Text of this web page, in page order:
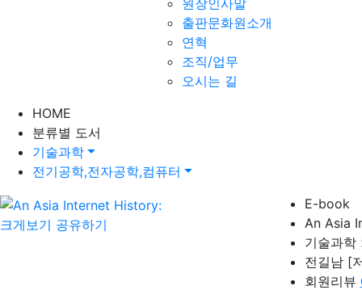
원장인사말
출판문화원소개
연혁
조직/업무
오시는 길
HOME
분류별 도서
기술과학
전기공학,전자공학,컴퓨터
크게보기 공유하기
E-book
An Asia
기술과학
전길남 [
회원리뷰